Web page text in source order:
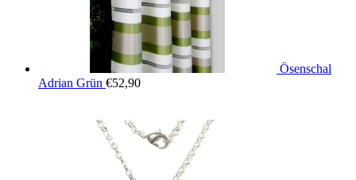
Ösenschal
Adrian Grün €52,90